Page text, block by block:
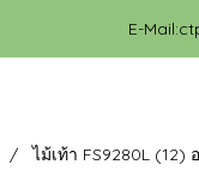
E-
ไม้เท้า FS9280L (12)